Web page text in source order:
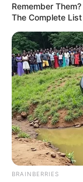
Remember
The Complete List
BRAINBERRIES